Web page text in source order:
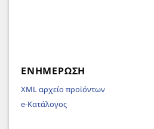
ΕΝΗΜΈΡΩΣΗ
XML αρχείο προϊόντων
e-Κατάλογος